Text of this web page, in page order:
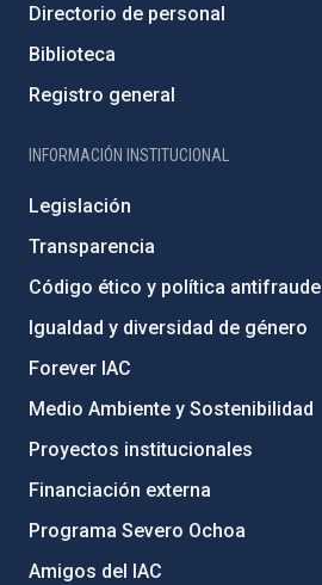
Directorio de personal
Biblioteca
Registro general
INFORMACIÓN INSTITUCIONAL
Legislación
Transparencia
Código ético y política antifraude
Igualdad y diversidad de género
Forever IAC
Medio Ambiente y Sostenibilidad
Proyectos institucionales
Financiación externa
Programa Severo Ochoa
Amigos del IAC